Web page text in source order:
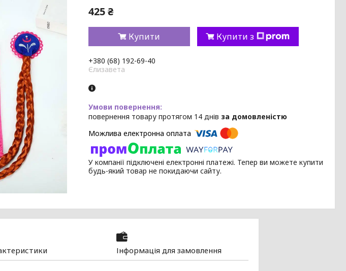
425 ₴
Купити Купити з
+380 (68) 192-69-40
Єлизавета
повернення товару протягом 14 днів за домовленістю
У компанії підключені електронні платежі. Тепер ви можете купити
будь-який товар не покидаючи сайту.
Інформація для замовлення